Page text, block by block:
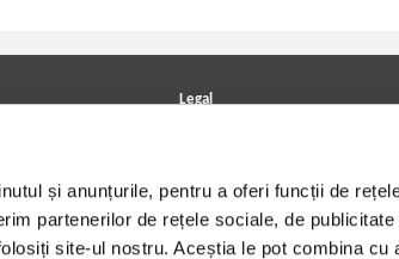
și anunțurile, pentru a oferi funcții de
partenerilor de rețele sociale, de publicitate
site-ul nostru. Aceștia le pot combina cu
DVD
Legal
Termeni si conditii
Utilizare cookie-uri